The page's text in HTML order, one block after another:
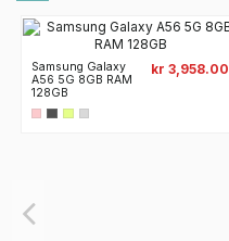
Samsung Galaxy
A56 5G 8GB RAM
128GB
kr 3,958.00